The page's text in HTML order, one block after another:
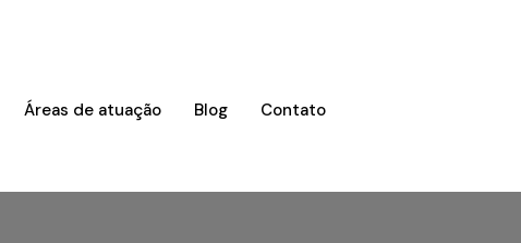
Áreas de atuação Blog Contato